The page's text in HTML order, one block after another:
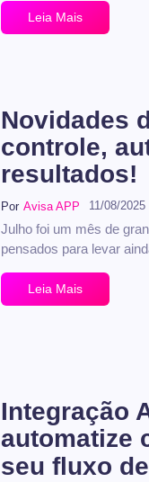
Leia Mais
Novidades
controle,
resultados!
Por Avisa APP 11/08/2025
Julho foi um mês de
pensados para levar
Leia Mais
Integração
automatize
seu fluxo